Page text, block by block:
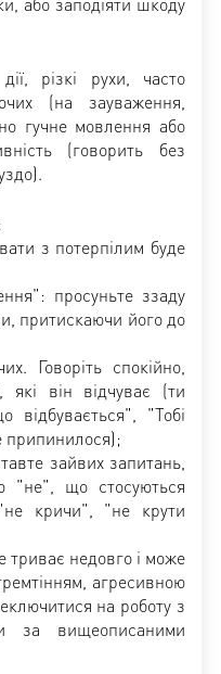
різкі рухи, часто
(на зауваження,
гучне мовлення або
(говорить без
:
з потерпілим буде
просуньте ззаду
притискаючи його до
Говоріть спокійно,
які він відчуває (ти
відбувається", "Тобі
припинилося);
зайвих запитань,
"не", що стосуються
кричи", "не крути
триває недовго і може
агресивною
на роботу з
за вищеописаними